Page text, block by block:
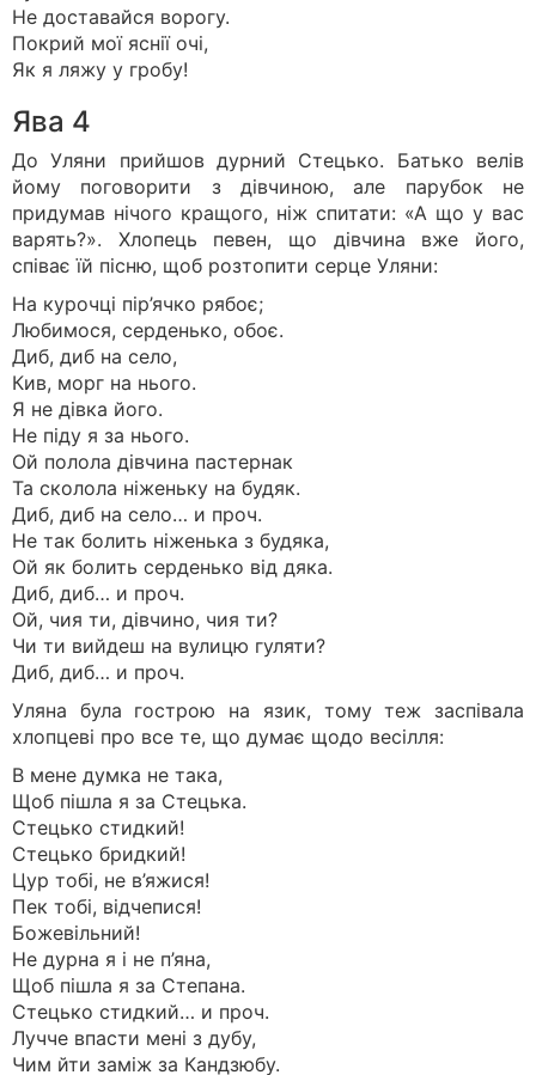
Не доставайся ворогу.
Покрий мої яснiї очi,
Як я ляжу у гробу!
Ява 4
До Уляни прийшов дурний Стецько. Батько велів
йому поговорити з дівчиною, але парубок не
придумав нічого кращого, ніж спитати: «А що у вас
варять?». Хлопець певен, що дівчина вже його,
співає їй пісню, щоб розтопити серце Уляни:
На курочцi пiр’ячко рябоє;
Любимося, серденько, обоє.
Диб, диб на село,
Кив, морг на нього.
Я не дiвка його.
Не пiду я за нього.
Ой полола дiвчина пастернак
Та сколола нiженьку на будяк.
Диб, диб на село… и проч.
Не так болить нiженька з будяка,
Ой як болить серденько вiд дяка.
Диб, диб… и проч.
Ой, чия ти, дiвчино, чия ти?
Чи ти вийдеш на вулицю гуляти?
Диб, диб… и проч.
Уляна була гострою на язик, тому теж заспівала
хлопцеві про все те, що думає щодо весілля:
В мене думка не така,
Щоб пiшла я за Стецька.
Стецько стидкий!
Стецько бридкий!
Цур тобi, не в’яжися!
Пек тобi, вiдчепися!
Божевiльний!
Не дурна я i не п’яна,
Щоб пiшла я за Степана.
Стецько стидкий… и проч.
Лучче впасти менi з дубу,
Чим йти замiж за Кандзюбу.